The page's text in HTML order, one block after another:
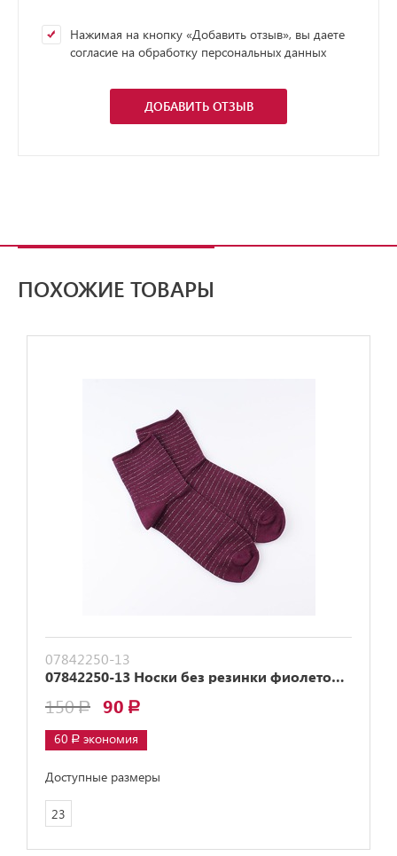
Нажимая на кнопку «Добавить отзыв», вы даете
согласие на обработку персональных данных
ДОБАВИТЬ ОТЗЫВ
ПОХОЖИЕ ТОВАРЫ
07842250-13
07842250-13 Носки без резинки фиолетовые
150a 90 a
60 экономия
Доступные размеры
23